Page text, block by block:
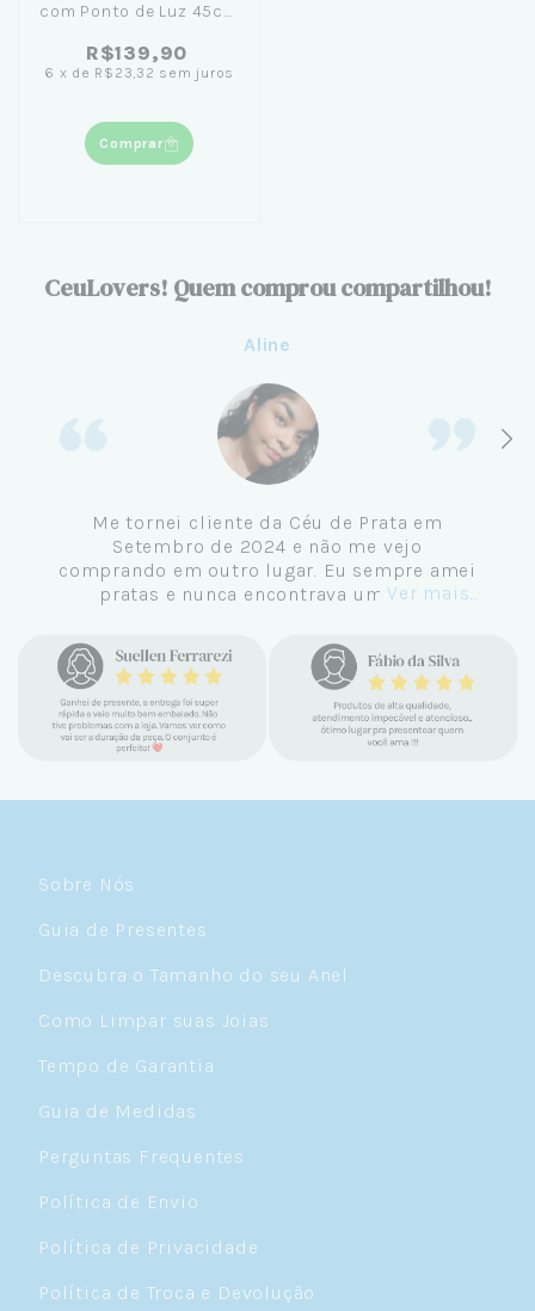
com Ponto de Luz 45cm
Caixinha com Flor cor
diversa
R$139,90
6 x de R$23,32 sem juros
Comprar
CeuLovers! Quem comprou compartilhou!
Aline
Me tornei cliente da Céu de Prata em
Setembro de 2024 e não me vejo
comprando em outro lugar. Eu sempre amei
pratas e nunca encontrava uma loja
encontrar a Céu. Atendimento
personalizado, verdadeiras jóias prata 925,
mimos e brindes incríveis. Virei cliente fiel
e amo demais as pratas que são lindas, tem
um brilho incrível e preço super justo. Fora
Ver mais...
Sobre Nós
Guia de Presentes
Descubra o Tamanho do seu Anel
Como Limpar suas Joias
Tempo de Garantia
Guia de Medidas
Perguntas Frequentes
Política de Envio
Política de Privacidade
Política de Troca e Devolução